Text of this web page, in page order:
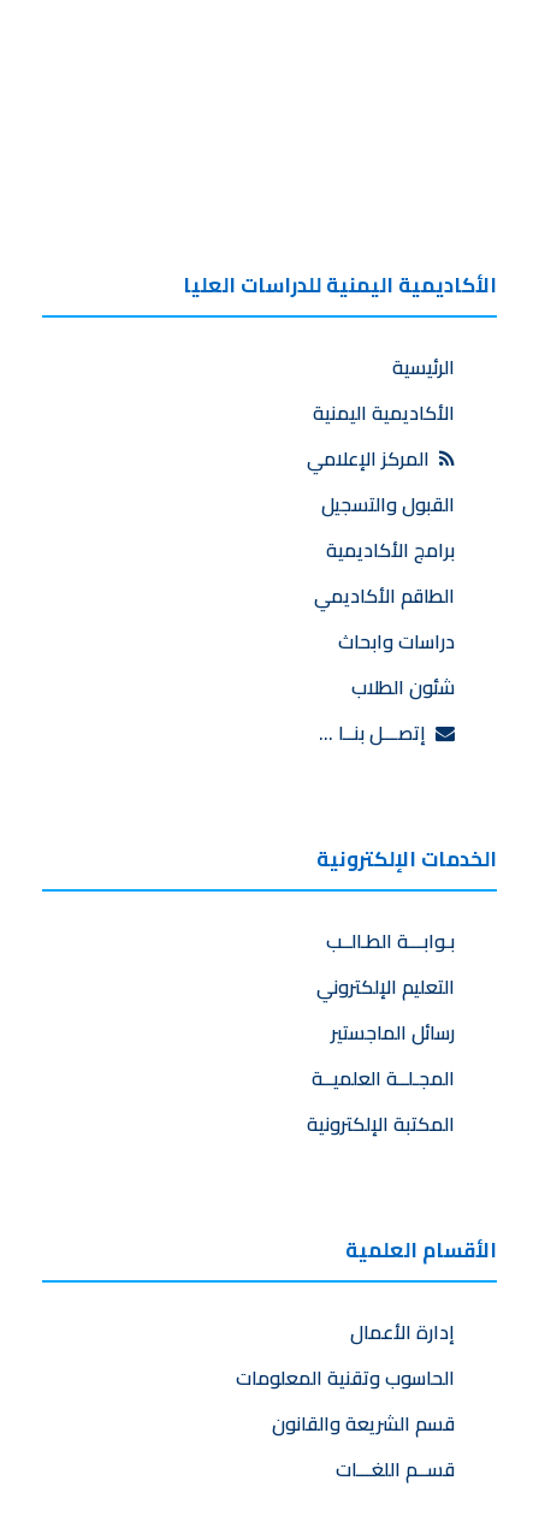
الأكاديمية اليمنية للدراسات العليا
الرئيسية
الأكاديمية اليمنية
المركز الإعلامي
القبول والتسجيل
برامج الأكاديمية
الطاقم الأكاديمي
دراسات وابحاث
شئون الطلاب
إتصـــل بنــا …
الخدمات الإلكترونية
بـوابـــة الطـالــب
التعليم الإلكتروني
رسائل الماجستير
المجـلــة العلميــة
المكتبة الإلكترونية
الأقسام العلمية
إدارة الأعمال
الحاسوب وتقنية المعلومات
قسم الشريعة والقانون
قســم اللغـــات